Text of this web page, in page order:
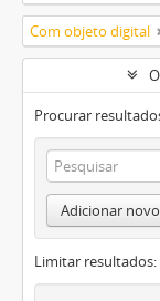
Com objeto digital
Procurar
Adicionar
Limitar resultados: